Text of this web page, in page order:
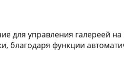
для управления галереей
функции